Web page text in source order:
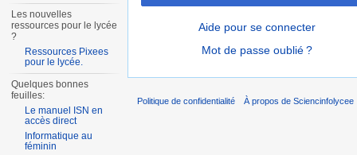
Aide pour se connecter
Mot de passe oublié ?
Les nouvelles
ressources pour le lycée
?
Ressources Pixees
pour le lycée.
Quelques bonnes
feuilles:
Le manuel ISN en
accès direct
Informatique au
féminin
Politique de confidentialité À propos de Sciencinfolycee